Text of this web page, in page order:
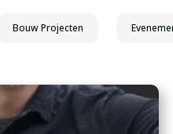
Bouw Projecten